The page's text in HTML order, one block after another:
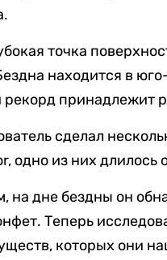
точка
находится в
принадлежит
сделал
одно из них длилось
на дне бездны он
Теперь
которых они